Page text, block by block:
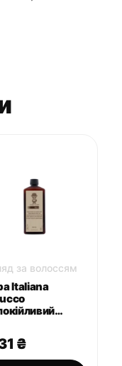
за волоссям
Italiana
шкіри
250 мл
₴